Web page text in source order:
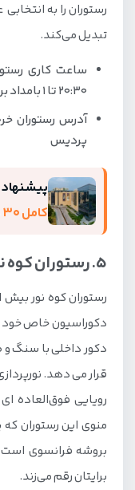
رستوران را به
تبدیل می‌کند.
20:30 تا 1 بامداد برای شام
آدرس رستوران
پردیس
کامل ۳۰ پاساژ لوکس و بازارهای ارزان جزیره
5. رستوران کوه نور کیش
رستوران کوه نور
دکوراسیون خاص خود
دکور داخلی با سنگ و
قرار می دهد.
رویایی فوق‌العاده
منوی این رستوران
بروشه فرانسوی است
برایتان رقم می‌زند.